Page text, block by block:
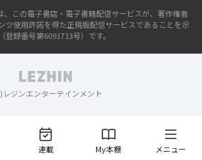
連載 My本棚 メニュー
、この電子書店・電子書籍配信サービスが、著作権者
ツ使用許諾を得た正規版配信サービスであることを示
登録番号第6091713号）です。
レジンエンターテインメント